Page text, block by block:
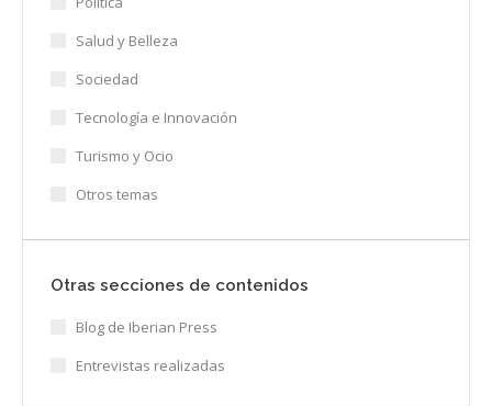
Salud y Belleza
Sociedad
Tecnología e Innovación
Turismo y Ocio
Otros temas
Otras secciones de contenidos
Blog de Iberian Press
Entrevistas realizadas